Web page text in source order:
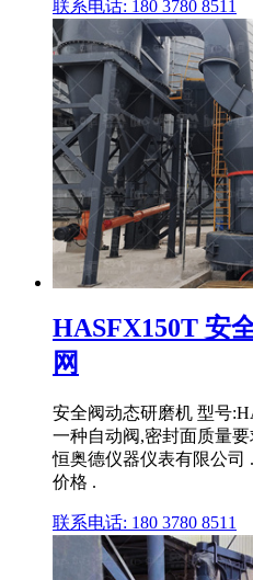
联系电话: 180 3780 8511
HASFX150T 安
网
安全阀动态研磨机 型号
一种自动阀,密封面质量
恒奥德仪器仪表有限公司
价格 .
联系电话: 180 3780 8511